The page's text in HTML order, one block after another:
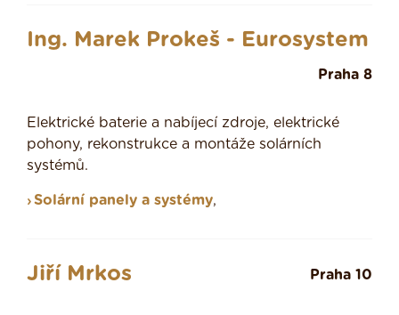
Ing. Marek Prokeš - Eurosystem
Praha 8
Elektrické baterie a nabíjecí zdroje, elektrické
pohony, rekonstrukce a montáže solárních
systémů.
Solární panely a systémy,
Jiří Mrkos Praha 10